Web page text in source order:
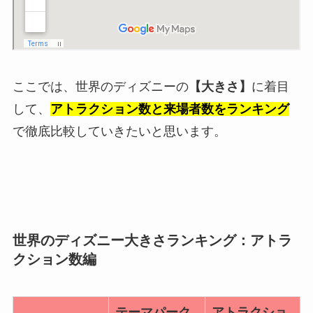
ここでは、世界のディズニーの【大きさ】 に着目
して、 アトラクション数と来場者数をランキング
で徹底比較していきたいと思います。
世界のディズニー大きさランキング：アトラ
クション数編